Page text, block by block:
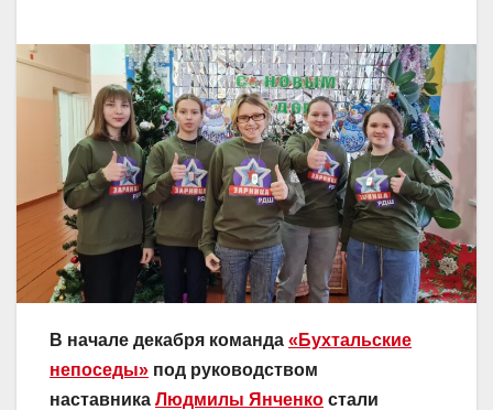
В начале декабря команда «Бухтальские
непоседы» под руководством
наставника Людмилы Янченко стали